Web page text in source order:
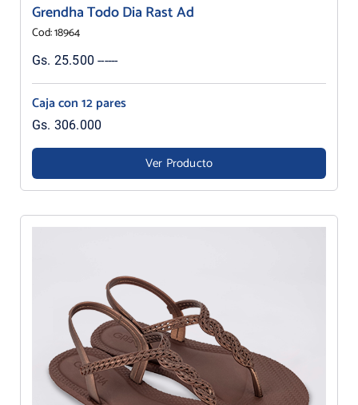
Grendha Todo Dia Rast Ad
Cod: 18964
Gs. 25.500 ------
Caja con 12 pares
Gs. 306.000
Ver Producto